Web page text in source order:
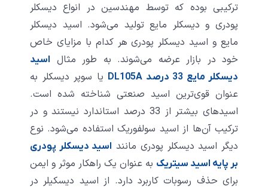
ترکیبی بوده که توسط مهندسین در انواع دیسکلر
پودری و دیسکلر مایع تولید می‌شود. اسید دیسکلر
مایع و اسید دیسکلر پودری هر کدام با مزایای خاص
خود در بازار عرضه می‌شوند. به طور مثال اسید
دیسکلر مایع 33 درصد DL105A
یا سوپر دیسکلر به
عنوان قوی‌ترین اسید صنعتی شناخته شده است.
اسیدهای بیشتر از 33 درصد استاندارد نیستند و در
ترکیب آن‌ها از اسید سولفوریک استفاده می‌شود. نوع
دیگر اسید دیسکلر پودری مانند اسید دیسکلر پودری
بر پایه اسید سیتریک به عنوان یک راهکار موثر و ایمن
برای حذف رسوبات کاربرد دارد. از اسید دیسکیلر در